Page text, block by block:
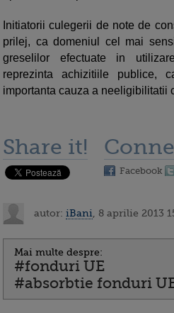
Initiatorii culegerii de note de
prilej, ca domeniul cel mai
greselilor efectuate in
reprezinta achizitiile publice,
importanta cauza a neeligibilitatii
Share it!
Facebook
autor: iBani , 8 aprilie 2013
Mai multe despre:
#fonduri UE
#absorbtie fonduri